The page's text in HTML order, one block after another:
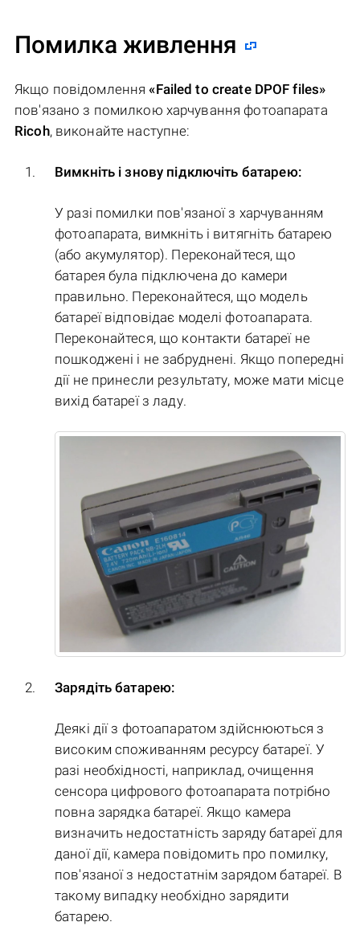
Помилка живлення
Якщо повідомлення«Failed to create DPOF files»
пов'язано з помилкою харчування фотоапарата
Ricoh, виконайте наступне:
Вимкніть і знову підключіть батарею:
У разі помилки пов'язаної з харчуванням
фотоапарата, вимкніть і витягніть батарею
(або акумулятор). Переконайтеся, що
батарея була підключена до камери
правильно. Переконайтеся, що модель
батареї відповідає моделі фотоапарата.
Переконайтеся, що контакти батареї не
пошкоджені і не забруднені. Якщо попередні
дії не принесли результату, може мати місце
вихід батареї з ладу.
Зарядіть батарею:
Деякі дії з фотоапаратом здійснюються з
високим споживанням ресурсу батареї. У
разі необхідності, наприклад, очищення
сенсора цифрового фотоапарата потрібно
повна зарядка батареї. Якщо камера
визначить недостатність заряду батареї для
даної дії, камера повідомить про помилку,
пов'язаної з недостатнім зарядом батареї. В
такому випадку необхідно зарядити
батарею.